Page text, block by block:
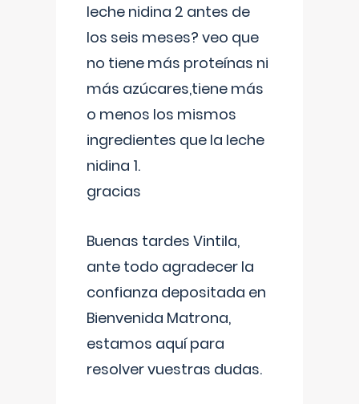
leche nidina 2 antes de
los seis meses? veo que
no tiene más proteínas ni
más azúcares,tiene más
o menos los mismos
ingredientes que la leche
nidina 1.
gracias
Buenas tardes Vintila,
ante todo agradecer la
confianza depositada en
Bienvenida Matrona,
estamos aquí para
resolver vuestras dudas.